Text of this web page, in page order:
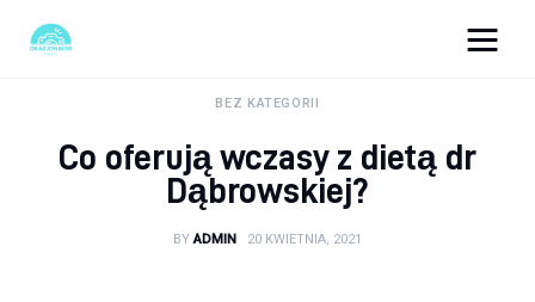
Turystyka
BEZ KATEGORII
Co oferują wczasy z dietą dr
Dąbrowskiej?
BY ADMIN 20 KWIETNIA, 2021